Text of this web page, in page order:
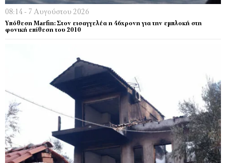
08:14 - 7 Αυγούστου 2026
Υπόθεση Marfin: Στον εισαγγελέα η 46χρονη για την εμπλοκή στη
φονική επίθεση του 2010